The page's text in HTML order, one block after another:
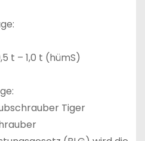
t – 1,0 t (hümS)
Tiger